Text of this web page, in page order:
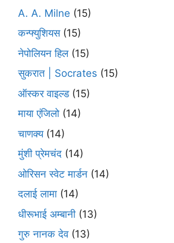
A. A. Milne (15)
कन्फ्युशियस(15)
नेपोलियन हिल(15)
सुकरात | Socrates (15)
ऑस्कर वाइल्ड(15)
माया एंजिलो (14)
चाणक्य(14)
मुंशी प्रेमचंद (14)
ओरिसन स्‍वेट मार्डन (14)
दलाई लामा (14)
धीरूभाई अम्बानी (13)
गुरु नानक देव(13)